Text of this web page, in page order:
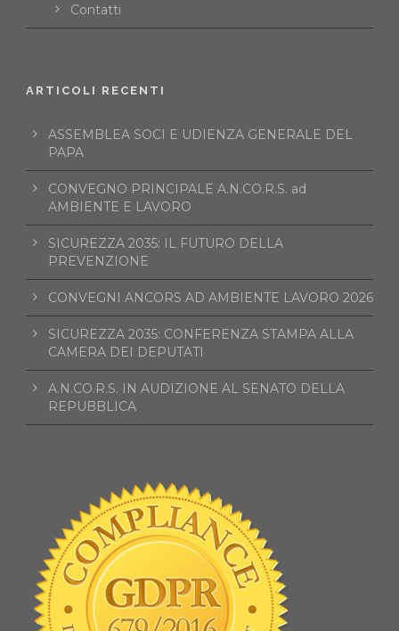
Contatti
ARTICOLI RECENTI
ASSEMBLEA SOCI E UDIENZA GENERALE DEL
PAPA
CONVEGNO PRINCIPALE A.N.CO.R.S. ad
AMBIENTE E LAVORO
SICUREZZA 2035: IL FUTURO DELLA
PREVENZIONE
CONVEGNI ANCORS AD AMBIENTE LAVORO 2026
SICUREZZA 2035: CONFERENZA STAMPA ALLA
CAMERA DEI DEPUTATI
A.N.CO.R.S. IN AUDIZIONE AL SENATO DELLA
REPUBBLICA